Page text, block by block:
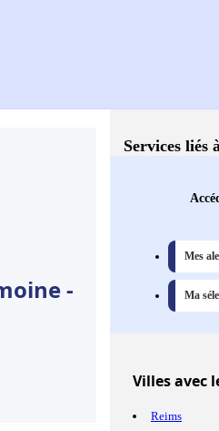
-
Services liés
Mes
Ma
Villesavec
Reims